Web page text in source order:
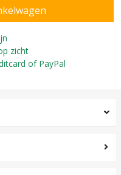
zicht
of PayPal